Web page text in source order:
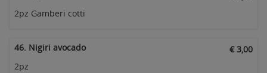
2pz Gamberi cotti
46. Nigiri avocado
€ 3,00
2pz